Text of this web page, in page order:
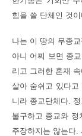
힘을 쓸 단체인 것이
나는 이 땅의 무종
아니 어찌 보면 종
리고 그러한 혼재
살아 숨쉬고 있다
니라 종교단체다.
불구하고 종교와
주장하지는 않는다.